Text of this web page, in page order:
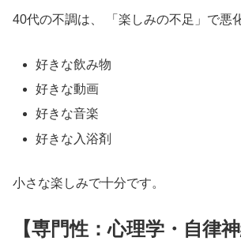
40代の不調は、 「楽しみの不足」で悪
好きな飲み物
好きな動画
好きな音楽
好きな入浴剤
小さな楽しみで十分です。
【専門性：心理学・自律